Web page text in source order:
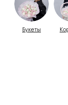
Букеты